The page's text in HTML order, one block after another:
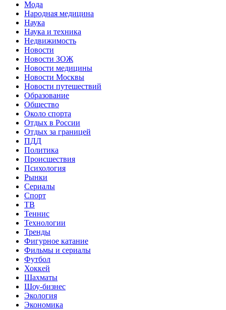
Мода
Народная медицина
Наука
Наука и техника
Недвижимость
Новости
Новости ЗОЖ
Новости медицины
Новости Москвы
Новости путешествий
Образование
Общество
Около спорта
Отдых в России
Отдых за границей
ПДД
Политика
Происшествия
Психология
Рынки
Сериалы
Спорт
ТВ
Теннис
Технологии
Тренды
Фигурное катание
Фильмы и сериалы
Футбол
Хоккей
Шахматы
Шоу-бизнес
Экология
Экономика